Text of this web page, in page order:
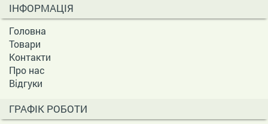
ІНФОРМАЦІЯ
Головна
Товари
Контакти
Про нас
Відгуки
ГРАФІК РОБОТИ